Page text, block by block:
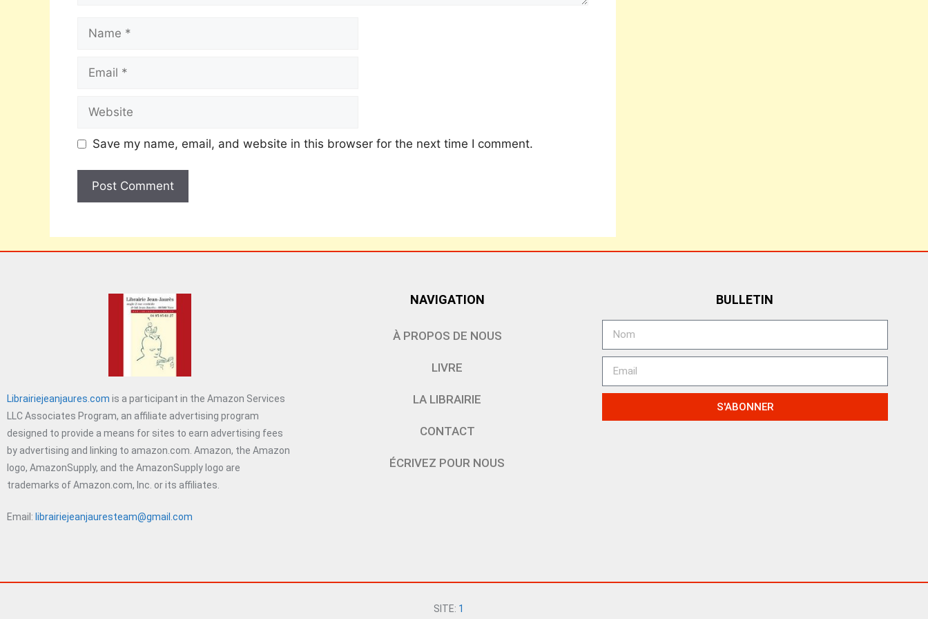
Save my name, email, and website in this browser for the next time I comment.
Librairiejeanjaures.com is a participant in the Amazon Services
LLC Associates Program, an affiliate advertising program
designed to provide a means for sites to earn advertising fees
by advertising and linking to amazon.com. Amazon, the Amazon
logo, AmazonSupply, and the AmazonSupply logo are
trademarks of Amazon.com, Inc. or its affiliates.
Email: librairiejeanjauresteam@gmail.com
NAVIGATION
À PROPOS DE NOUS
LIVRE
LA LIBRAIRIE
CONTACT
ÉCRIVEZ POUR NOUS
BULLETIN
S'ABONNER
SITE: 1